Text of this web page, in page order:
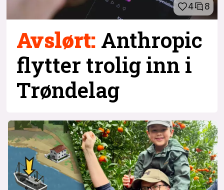
4 8
Avslørt: Anthropic
flytter trolig inn i
Trøndelag